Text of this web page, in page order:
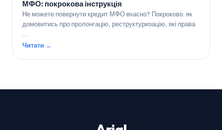
МФО: покрокова інструкція
Не можете повернути кредит МФО вчасно? Покроково: як
домовитись про пролонгацію, реструктуризацію, які права
…
Читати →